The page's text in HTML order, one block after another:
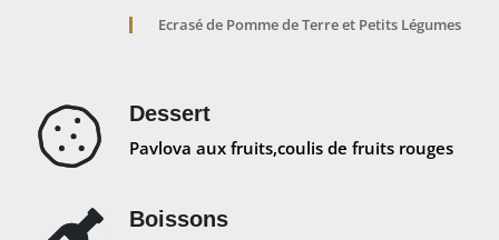
Ecrasé de Pomme de Terre et Petits Légumes
Dessert
Pavlova aux fruits,coulis de fruits rouges
Boissons